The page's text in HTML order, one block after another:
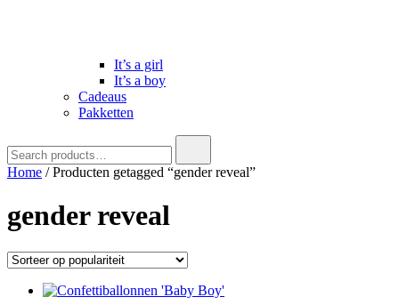
It’s a girl
It’s a boy
Cadeaus
Pakketten
for:
Home / Producten getagged “gender reveal”
gender reveal